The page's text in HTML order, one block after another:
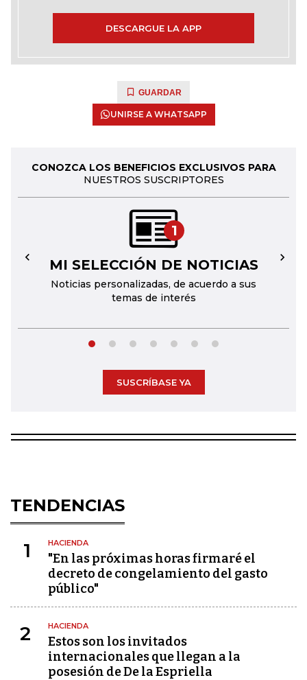
DESCARGUE LA APP
GUARDAR
UNIRSE A WHATSAPP
CONOZCA LOS BENEFICIOS EXCLUSIVOS PARA
NUESTROS SUSCRIPTORES
1
MI SELECCIÓN DE NOTICIAS
Noticias personalizadas, de acuerdo a sus
temas de interés
← →
SUSCRÍBASE YA
TENDENCIAS
1 HACIENDA
"En las próximas horas firmaré el
decreto de congelamiento del gasto
público"
2 HACIENDA
Estos son los invitados
internacionales que llegan a la
posesión de De la Espriella